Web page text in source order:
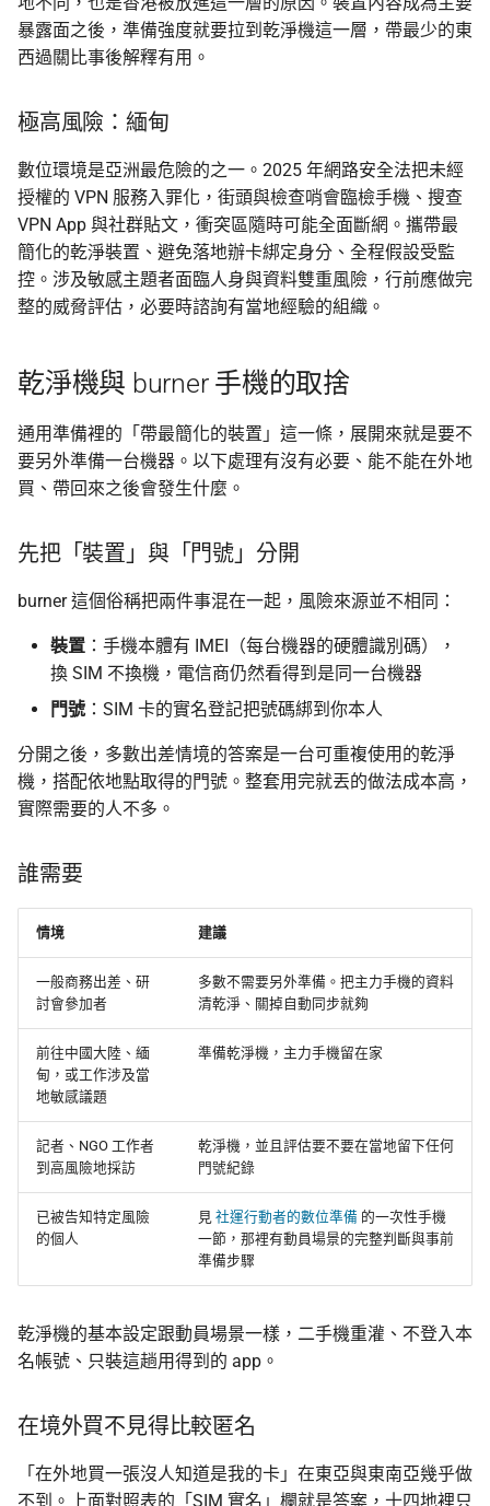
暴露面之後，準備強度就要拉到乾淨機這一層，帶最少的東
西過關比事後解釋有用。
極高風險：緬甸
數位環境是亞洲最危險的之一。2025 年網路安全法把未經
授權的 VPN 服務入罪化，街頭與檢查哨會臨檢手機、搜查
VPN App 與社群貼文，衝突區隨時可能全面斷網。攜帶最
簡化的乾淨裝置、避免落地辦卡綁定身分、全程假設受監
控。涉及敏感主題者面臨人身與資料雙重風險，行前應做完
整的威脅評估，必要時諮詢有當地經驗的組織。
乾淨機與 burner 手機的取捨
通用準備裡的「帶最簡化的裝置」這一條，展開來就是要不
要另外準備一台機器。以下處理有沒有必要、能不能在外地
買、帶回來之後會發生什麼。
先把「裝置」與「門號」分開
burner 這個俗稱把兩件事混在一起，風險來源並不相同：
裝置 ：手機本體有 IMEI（每台機器的硬體識別碼），
換 SIM 不換機，電信商仍然看得到是同一台機器
門號 ：SIM 卡的實名登記把號碼綁到你本人
分開之後，多數出差情境的答案是一台可重複使用的乾淨
機，搭配依地點取得的門號。整套用完就丟的做法成本高，
實際需要的人不多。
誰需要
情境 建議
一般商務出差、研
討會參加者
多數不需要另外準備。把主力手機的資料
清乾淨、關掉自動同步就夠
前往中國大陸、緬
甸，或工作涉及當
地敏感議題
準備乾淨機，主力手機留在家
記者、NGO 工作者
到高風險地採訪
乾淨機，並且評估要不要在當地留下任何
門號紀錄
已被告知特定風險
的個人
見 社運行動者的數位準備 的一次性手機
一節，那裡有動員場景的完整判斷與事前
準備步驟
乾淨機的基本設定跟動員場景一樣，二手機重灌、不登入本
名帳號、只裝這趟用得到的 app。
在境外買不見得比較匿名
「在外地買一張沒人知道是我的卡」在東亞與東南亞幾乎做
不到。上面對照表的「SIM 實名」欄就是答案，十四地裡只